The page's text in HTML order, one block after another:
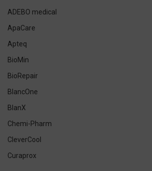
ADEBO medical
ApaCare
Apteq
BioMin
BioRepair
BlancOne
BlanX
Chemi-Pharm
CleverCool
Curaprox